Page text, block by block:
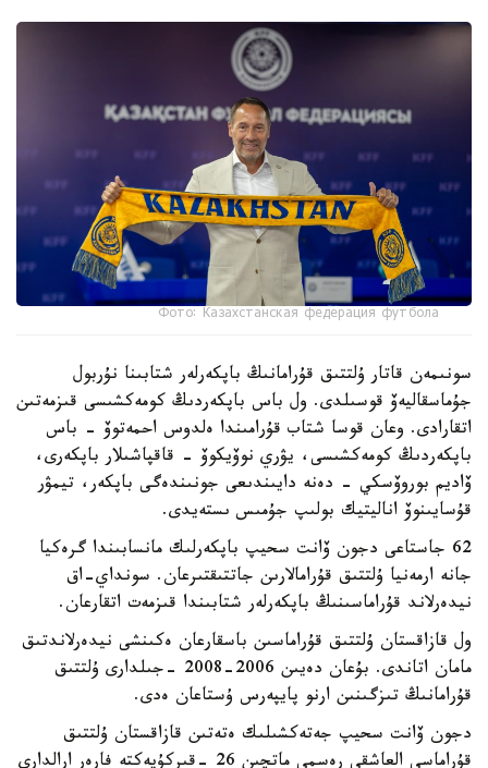
Фото: Казахстанская федерация футбола
سونىمەن قاتار ۇلتتىق قۇرامانىڭ باپكەرلەر شتابىنا نۇربول
جۇماسقاليەۆ قوسىلدى. ول باس باپكەردىڭ كومەكشىسى قىزمەتىن
اتقارادى. وعان قوسا شتاب قۇرامىندا ەلدوس احمەتوۆ - باس
باپكەردىڭ كومەكشىسى، يۋري نوۆيكوۆ - قاقپاشىلار باپكەرى،
ۆاديم بوروۆسكي - دەنە دايىندىعى جونىندەگى باپكەر، تيمۋر
قۇسايىنوۆ اناليتيك بولىپ جۇمىس ىستەيدى.
62 جاستاعى دجون ۆانت سحيپ باپكەرلىك مانسابىندا گرەكيا
جانە ارمەنيا ۇلتتىق قۇرامالارىن جاتتىقتىرعان. سونداي-اق
نيدەرلاند قۇراماسىنىڭ باپكەرلەر شتابىندا قىزمەت اتقارعان.
ول قازاقستان ۇلتتىق قۇراماسىن باسقارعان ەكىنشى نيدەرلاندتىق
مامان اتاندى. بۇعان دەيىن 2006-2008 -جىلدارى ۇلتتىق
قۇرامانىڭ تىزگىنىن ارنو پايپەرس ۇستاعان ەدى.
دجون ۆانت سحيپ جەتەكشىلىك ەتەتىن قازاقستان ۇلتتىق